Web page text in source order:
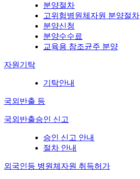
분양절차
고위험병원체자원 분양절차
분양신청
분양수수료
교육용 참조균주 분양
자원기탁
기탁안내
국외반출 등
국외반출승인 신고
승인 신고 안내
절차 안내
외국인등 병원체자원 취득허가